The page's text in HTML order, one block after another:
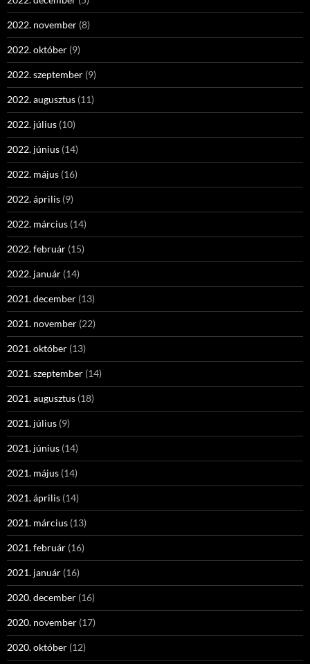
2022. november (8)
2022. október (9)
2022. szeptember (9)
2022. augusztus (11)
2022. július (10)
2022. június (14)
2022. május (16)
2022. április (9)
2022. március (14)
2022. február (15)
2022. január (14)
2021. december (13)
2021. november (22)
2021. október (13)
2021. szeptember (14)
2021. augusztus (18)
2021. július (9)
2021. június (14)
2021. május (14)
2021. április (14)
2021. március (13)
2021. február (16)
2021. január (16)
2020. december (16)
2020. november (17)
2020. október (12)